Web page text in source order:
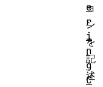
ョ
ン
を
記
述
e
r
i
n
g
C